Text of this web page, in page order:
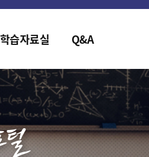
학습자료실 Q&A